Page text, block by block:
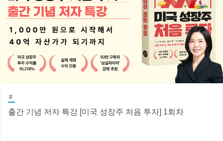
#
출간 기념 저자 특강 [미국 성장주 처음 투자] 1회차